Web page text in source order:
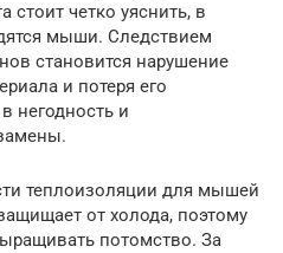
стоит четко уяснить, в
мыши. Следствием
становится нарушение
и потеря его
негодность и
теплоизоляции для мышей
от холода, поэтому
потомство. За